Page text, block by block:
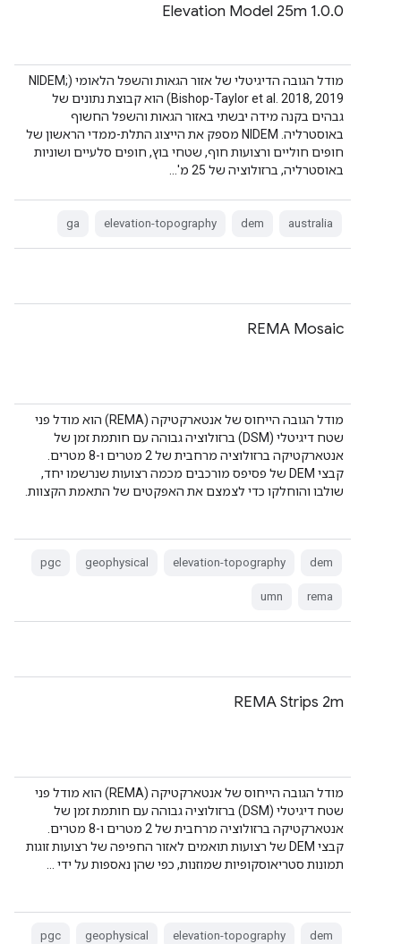
Elevation Model 25m 1.0.0
מודל הגובה הדיגיטלי של אזור הגאות והשפל הלאומי (NIDEM;
Bishop-Taylor et al. 2018, 2019) הוא קבוצת נתונים של
גבהים בקנה מידה יבשתי באזור הגאות והשפל החשוף
באוסטרליה. ‫NIDEM מספק את הייצוג התלת-ממדי הראשון של
חופים חוליים ורצועות חוף, שטחי בוץ, חופים סלעיים ושוניות
באוסטרליה, ברזולוציה של 25 מ'…
australia
dem
elevation-topography
ga
REMA Mosaic
מודל הגובה הייחוס של אנטארקטיקה (REMA) הוא מודל פני
שטח דיגיטלי (DSM) ברזולוציה גבוהה עם חותמת זמן של
אנטארקטיקה ברזולוציה מרחבית של 2 מטרים ו-8 מטרים.
קבצי DEM של פסיפס מורכבים מכמה רצועות שנרשמו יחד,
שולבו והוחלקו כדי לצמצם את האפקטים של התאמת הקצוות.
dem
elevation-topography
geophysical
pgc
rema
umn
REMA Strips 2m
מודל הגובה הייחוס של אנטארקטיקה (REMA) הוא מודל פני
שטח דיגיטלי (DSM) ברזולוציה גבוהה עם חותמת זמן של
אנטארקטיקה ברזולוציה מרחבית של 2 מטרים ו-8 מטרים.
קבצי DEM של רצועות תואמים לאזור החפיפה של רצועות זוגות
תמונות סטריאוסקופיות שמוזנות, כפי שהן נאספות על ידי …
dem
elevation-topography
geophysical
pgc